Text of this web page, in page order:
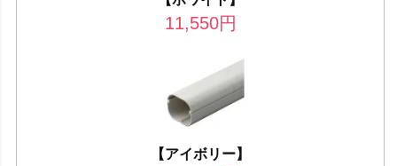
11,550円
【アイボリー】